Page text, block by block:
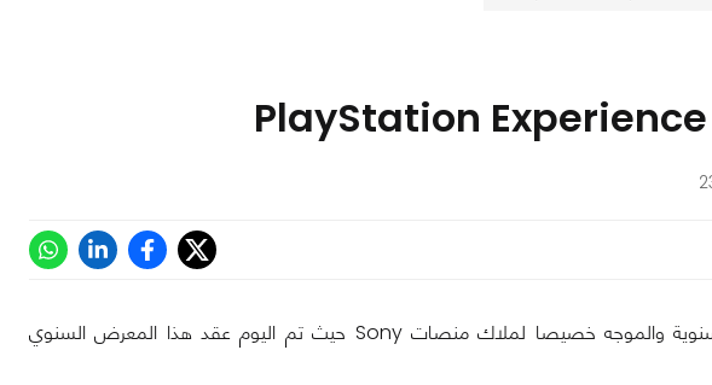
PlayStation Experience واحد من أهم معارض الألعاب السنوية والموجه خصيصا لملاك منصات Sony حيث تم اليوم عقد هذا المعرض السنوي